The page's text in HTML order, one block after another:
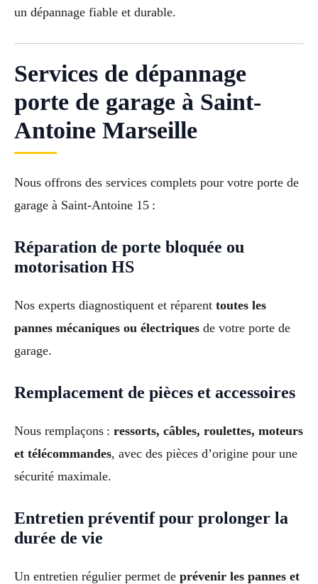
un dépannage fiable et durable.
Services de dépannage
porte de garage à Saint-
Antoine Marseille
Nous offrons des services complets pour votre porte de
garage à Saint-Antoine 15 :
Réparation de porte bloquée ou
motorisation HS
Nos experts diagnostiquent et réparent toutes les
pannes mécaniques ou électriques de votre porte de
garage.
Remplacement de pièces et accessoires
Nous remplaçons : ressorts, câbles, roulettes, moteurs
et télécommandes, avec des pièces d’origine pour une
sécurité maximale.
Entretien préventif pour prolonger la
durée de vie
Un entretien régulier permet de prévenir les pannes et